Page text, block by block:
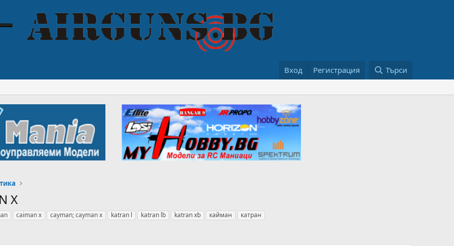
Вход Регистрация Търси
X
caiman x cayman; cayman x katran l katran lb katran xb кайман катран